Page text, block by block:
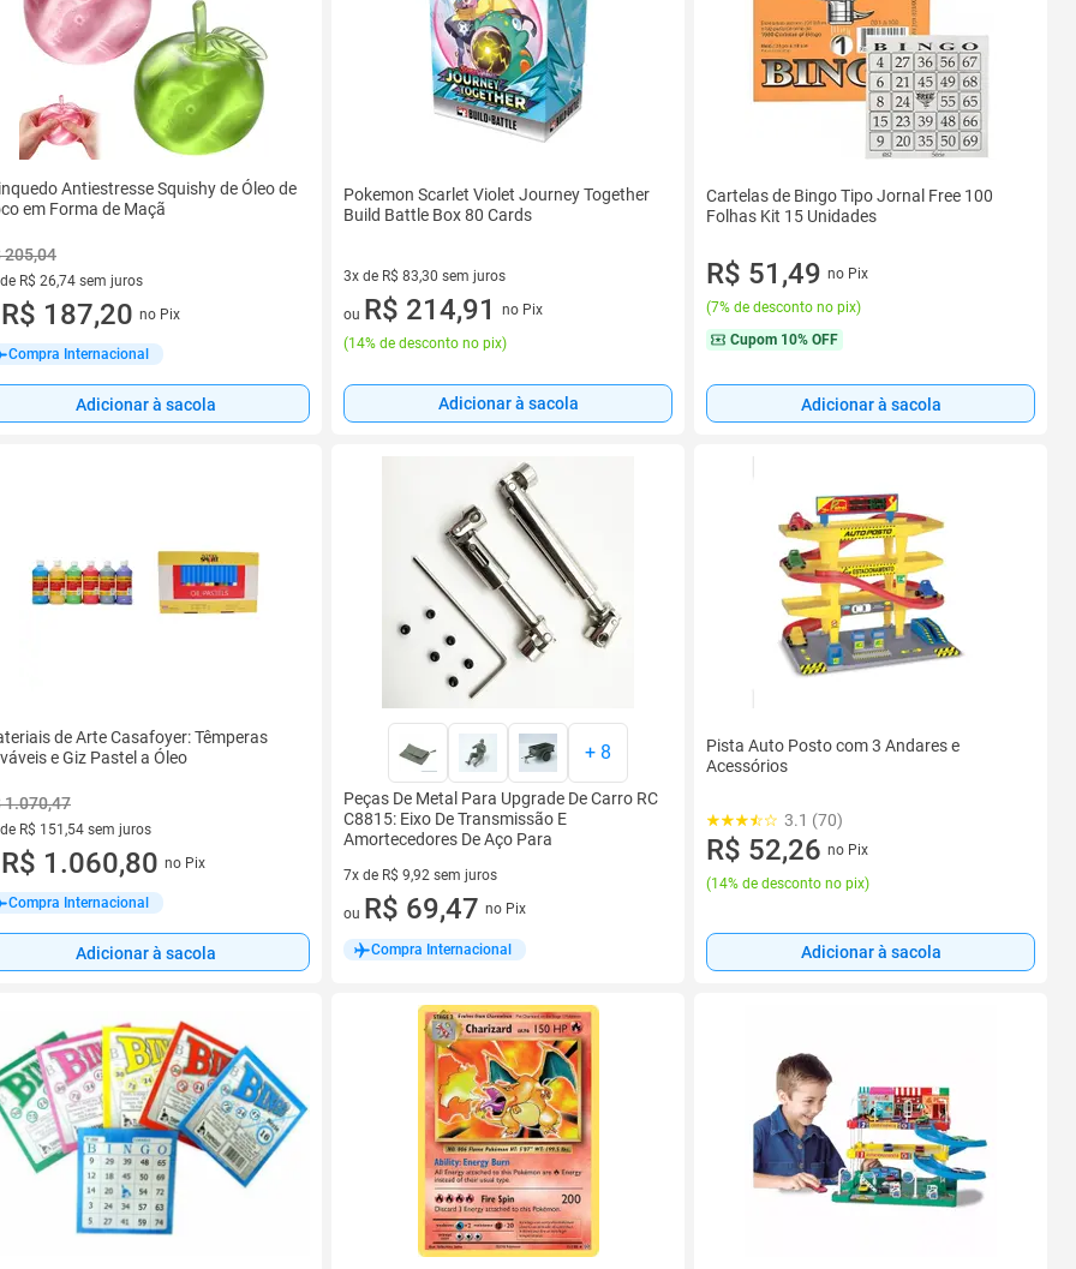
Antiestresse Squishy de Óleo de
em Forma de Maçã
205,04
R$ 26,74 sem juros
de R$ 26,74 sem juros
R$ 187,20 no Pix
Compra Internacional
Adicionar à sacola
Pokemon Scarlet Violet Journey Together
Build Battle Box 80 Cards
3x de R$ 83,30 sem juros
3 vez de R$ 83,30 sem juros
ou R$ 214,91
no Pix
(14% de desconto no pix)
Adicionar à sacola
Cartelas de Bingo Tipo Jornal Free 100
Folhas Kit 15 Unidades
R$ 51,49 no Pix
(7% de desconto no pix)
Cupom 10% OFF
Adicionar à sacola
de Arte Casafoyer: Têmperas
e Giz Pastel a Óleo
1.070,47
R$ 151,54 sem juros
de R$ 151,54 sem juros
R$ 1.060,80 no Pix
Compra Internacional
Adicionar à sacola
+ 8
Peças De Metal Para Upgrade De Carro RC
C8815: Eixo De Transmissão E
Amortecedores De Aço Para
7x de R$ 9,92 sem juros
7 vez de R$ 9,92 sem juros
ou R$ 69,47 no Pix
Compra Internacional
Pista Auto Posto com 3 Andares e
Acessórios
3.1 (70)
R$ 52,26 no Pix
(14% de desconto no pix)
Adicionar à sacola